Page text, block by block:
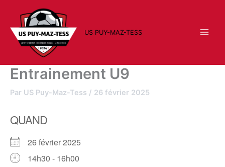
contenu
US PUY-MAZ-TESS
Entrainement U9
Par US Puy-Maz-Tess / 26 février 2025
QUAND
26 février 2025
14h30 - 16h00